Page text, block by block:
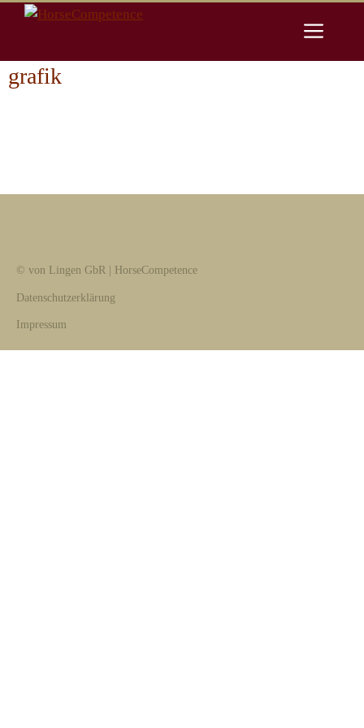
Zum
grafik
© von Lingen GbR | HorseCompetence
Datenschutzerklärung
Impressum